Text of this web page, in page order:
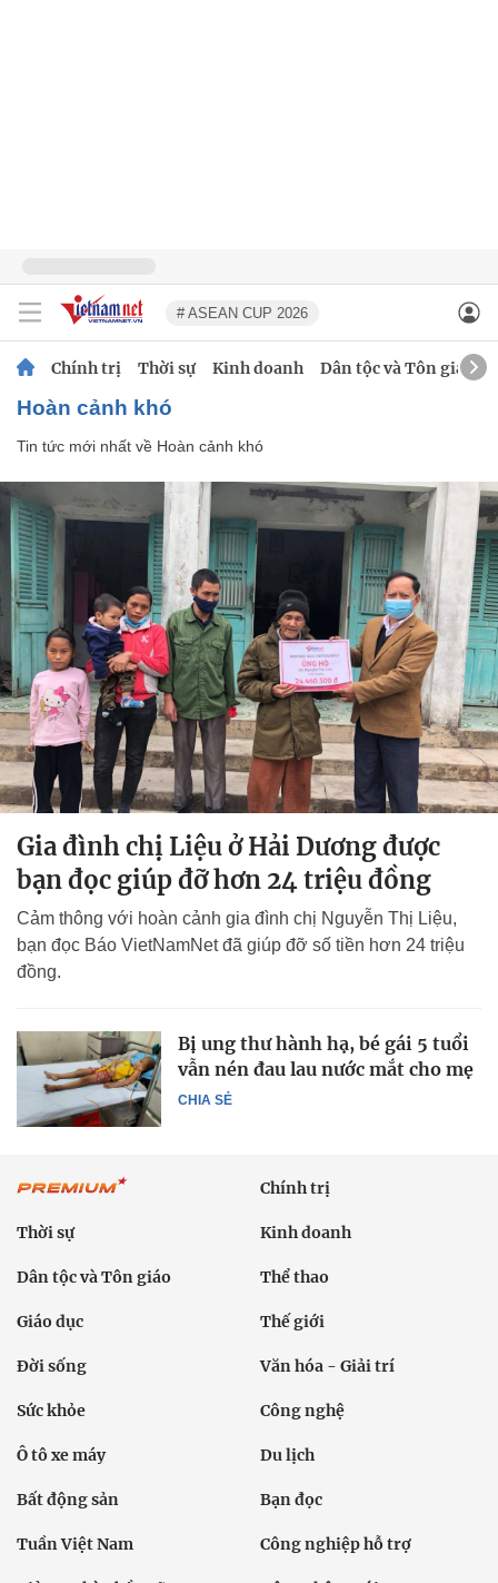
# ASEAN CUP 2026
Chính trị Thời sự Kinh doanh Dân tộc và Tôn giáo
Hoàn cảnh khó
Tin tức mới nhất về Hoàn cảnh khó
Gia đình chị Liệu ở Hải Dương được
bạn đọc giúp đỡ hơn 24 triệu đồng
Cảm thông với hoàn cảnh gia đình chị Nguyễn Thị Liệu,
bạn đọc Báo VietNamNet đã giúp đỡ số tiền hơn 24 triệu
đồng.
CHIA SẺ
Bị ung thư hành hạ, bé gái 5 tuổi
vẫn nén đau lau nước mắt cho mẹ
Chính trị
Thời sự Kinh doanh
Dân tộc và Tôn giáo Thể thao
Giáo dục Thế giới
Đời sống Văn hóa - Giải trí
Sức khỏe Công nghệ
Ô tô xe máy Du lịch
Bất động sản Bạn đọc
Tuần Việt Nam Công nghiệp hỗ trợ